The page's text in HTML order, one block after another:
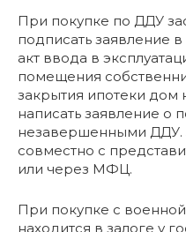
При покупке по ДДУ
подписать заявление
акт ввода в
помещения
закрытия ипотеки дом
написать заявление о
незавершенными ДДУ.
совместно с
или через МФЦ.
При покупке с
находится в залоге у